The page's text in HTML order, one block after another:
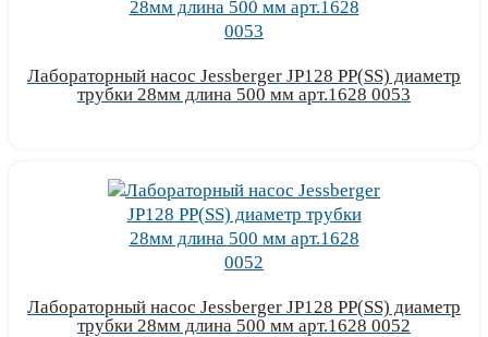
Лабораторный насос Jessberger JP128 PP(SS) диаметр
трубки 28мм длина 500 мм арт.1628 0053
Лабораторный насос Jessberger JP128 PP(SS) диаметр
трубки 28мм длина 500 мм арт.1628 0052